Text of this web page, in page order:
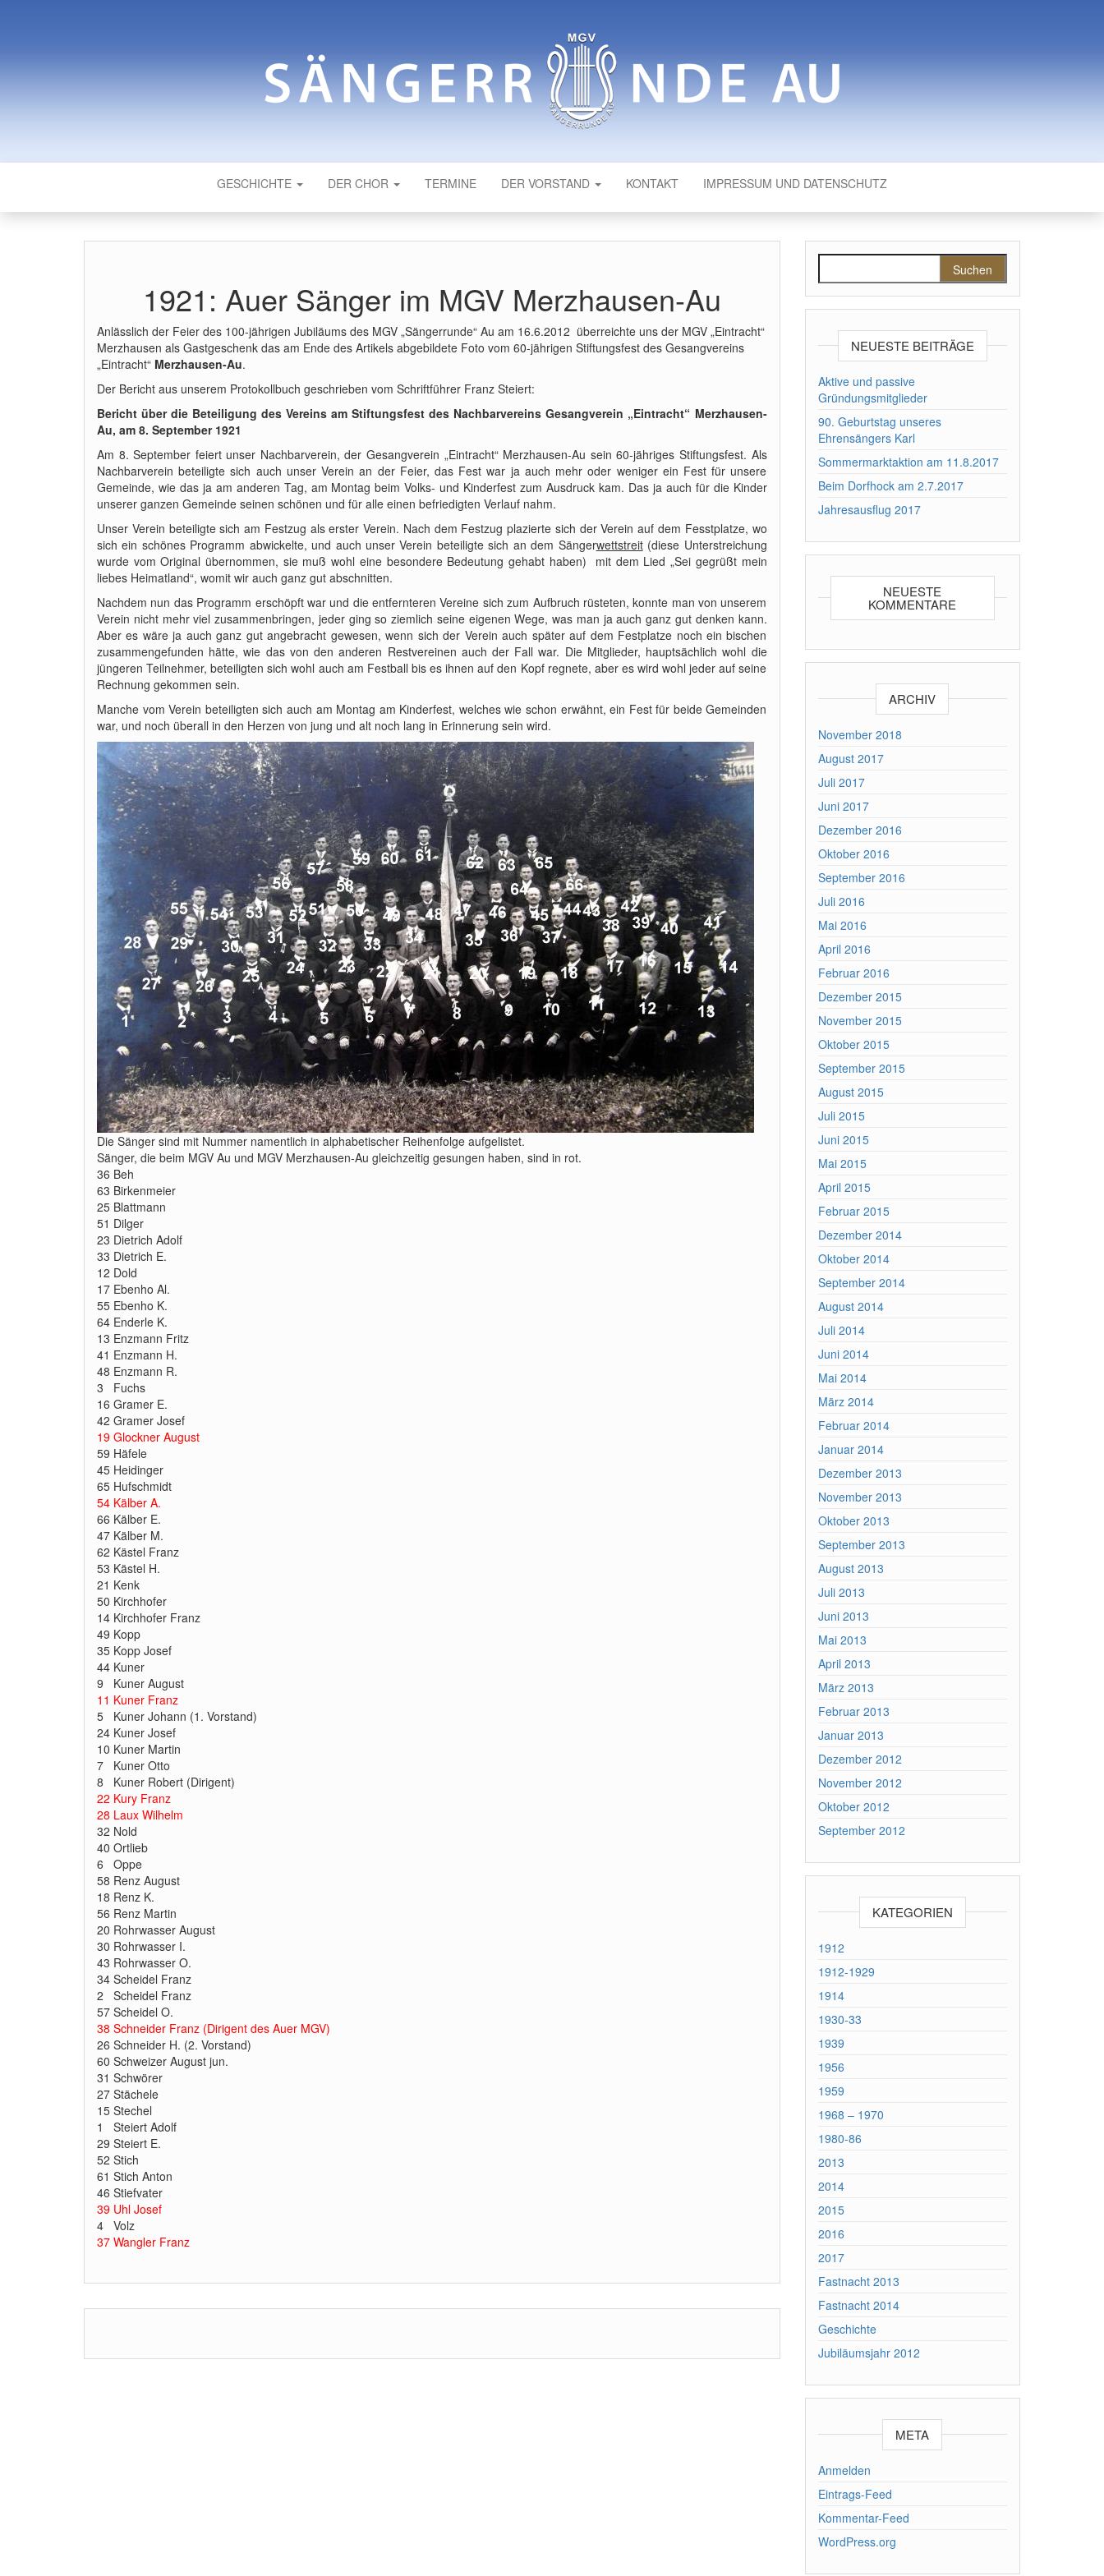
SÄNGERRUNDE AU
GESCHICHTE DER CHOR TERMINE DER VORSTAND KONTAKT IMPRESSUM UND DATENSCHUTZ
1921: Auer Sänger im MGV Merzhausen-Au
Anlässlich der Feier des 100-jährigen Jubiläums des MGV „Sängerrunde“ Au am 16.6.2012 überreichte uns der MGV „Eintracht“
Merzhausen als Gastgeschenk das am Ende des Artikels abgebildete Foto vom 60-jährigen Stiftungsfest des Gesangvereins
„Eintracht“ Merzhausen-Au.
Der Bericht aus unserem Protokollbuch geschrieben vom Schriftführer Franz Steiert:
Bericht über die Beteiligung des Vereins am Stiftungsfest des Nachbarvereins Gesangverein „Eintracht“ Merzhausen-
Au, am 8. September 1921
Am 8. September feiert unser Nachbarverein, der Gesangverein „Eintracht“ Merzhausen-Au sein 60-jähriges Stiftungsfest. Als
Nachbarverein beteiligte sich auch unser Verein an der Feier, das Fest war ja auch mehr oder weniger ein Fest für unsere
Gemeinde, wie das ja am anderen Tag, am Montag beim Volks- und Kinderfest zum Ausdruck kam. Das ja auch für die Kinder
unserer ganzen Gemeinde seinen schönen und für alle einen befriedigten Verlauf nahm.
Unser Verein beteiligte sich am Festzug als erster Verein. Nach dem Festzug plazierte sich der Verein auf dem Fesstplatze, wo
sich ein schönes Programm abwickelte, und auch unser Verein beteiligte sich an dem Sängerwettstreit(diese Unterstreichung
wurde vom Original übernommen, sie muß wohl eine besondere Bedeutung gehabt haben) mit dem Lied „Sei gegrüßt mein
liebes Heimatland“, womit wir auch ganz gut abschnitten.
Nachdem nun das Programm erschöpft war und die entfernteren Vereine sich zum Aufbruch rüsteten, konnte man von unserem
Verein nicht mehr viel zusammenbringen, jeder ging so ziemlich seine eigenen Wege, was man ja auch ganz gut denken kann.
Aber es wäre ja auch ganz gut angebracht gewesen, wenn sich der Verein auch später auf dem Festplatze noch ein bischen
zusammengefunden hätte, wie das von den anderen Restvereinen auch der Fall war. Die Mitglieder, hauptsächlich wohl die
jüngeren Teilnehmer, beteiligten sich wohl auch am Festball bis es ihnen auf den Kopf regnete, aber es wird wohl jeder auf seine
Rechnung gekommen sein.
Manche vom Verein beteiligten sich auch am Montag am Kinderfest, welches wie schon erwähnt, ein Fest für beide Gemeinden
war, und noch überall in den Herzen von jung und alt noch lang in Erinnerung sein wird.
Die Sänger sind mit Nummer namentlich in alphabetischer Reihenfolge aufgelistet.
Sänger, die beim MGV Au und MGV Merzhausen-Au gleichzeitig gesungen haben, sind in rot.
36 Beh
63 Birkenmeier
25 Blattmann
51 Dilger
23 Dietrich Adolf
33 Dietrich E.
12 Dold
17 Ebenho Al.
55 Ebenho K.
64 Enderle K.
13 Enzmann Fritz
41 Enzmann H.
48 Enzmann R.
3 Fuchs
16 Gramer E.
42 Gramer Josef
19 Glockner August
59 Häfele
45 Heidinger
65 Hufschmidt
54 Kälber A.
66 Kälber E.
47 Kälber M.
62 Kästel Franz
53 Kästel H.
21 Kenk
50 Kirchhofer
14 Kirchhofer Franz
49 Kopp
35 Kopp Josef
44 Kuner
9 Kuner August
11 Kuner Franz
5 Kuner Johann (1. Vorstand)
24 Kuner Josef
10 Kuner Martin
7 Kuner Otto
8 Kuner Robert (Dirigent)
22 Kury Franz
28 Laux Wilhelm
32 Nold
40 Ortlieb
6 Oppe
58 Renz August
18 Renz K.
56 Renz Martin
20 Rohrwasser August
30 Rohrwasser I.
43 Rohrwasser O.
34 Scheidel Franz
2 Scheidel Franz
57 Scheidel O.
38 Schneider Franz (Dirigent des Auer MGV)
26 Schneider H. (2. Vorstand)
60 Schweizer August jun.
31 Schwörer
27 Stächele
15 Stechel
1 Steiert Adolf
29 Steiert E.
52 Stich
61 Stich Anton
46 Stiefvater
39 Uhl Josef
4 Volz
37 Wangler Franz
NEUESTE BEITRÄGE
Aktive und passive
Gründungsmitglieder
90. Geburtstag unseres
Ehrensängers Karl
Sommermarktaktion am 11.8.2017
Beim Dorfhock am 2.7.2017
Jahresausflug 2017
NEUESTE
KOMMENTARE
ARCHIV
November 2018
August 2017
Juli 2017
Juni 2017
Dezember 2016
Oktober 2016
September 2016
Juli 2016
Mai 2016
April 2016
Februar 2016
Dezember 2015
November 2015
Oktober 2015
September 2015
August 2015
Juli 2015
Juni 2015
Mai 2015
April 2015
Februar 2015
Dezember 2014
Oktober 2014
September 2014
August 2014
Juli 2014
Juni 2014
Mai 2014
März 2014
Februar 2014
Januar 2014
Dezember 2013
November 2013
Oktober 2013
September 2013
August 2013
Juli 2013
Juni 2013
Mai 2013
April 2013
März 2013
Februar 2013
Januar 2013
Dezember 2012
November 2012
Oktober 2012
September 2012
KATEGORIEN
1912
1912-1929
1914
1930-33
1939
1956
1959
1968 – 1970
1980-86
2013
2014
2015
2016
2017
Fastnacht 2013
Fastnacht 2014
Geschichte
Jubiläumsjahr 2012
META
Anmelden
Eintrags-Feed
Kommentar-Feed
WordPress.org